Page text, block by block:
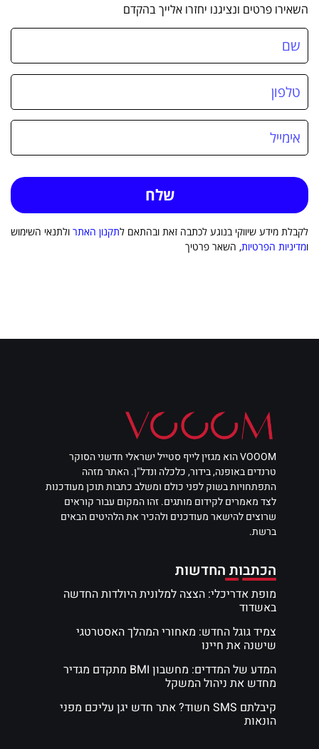
השאירו פרטים ונציגנו יחזרו אלייך בהקדם
לקבלת מידע שיווקי בנוגע לכתבה זאת ובהתאם לתקנון האתר ולתנאי השימוש
ומדיניות הפרטיות, השאר פרטיך
VOOOM הוא מגזין לייף סטייל ישראלי חדשני הסוקר
טרנדים באופנה, בידור, כלכלה ונדל"ן. האתר מזהה
התפתחויות בשוק לפני כולם ומשלב כתבות תוכן מעודכנות
לצד מאמרים לקידום מותגים. זהו המקום עבור קוראים
שרוצים להישאר מעודכנים ולהכיר את הלהיטים הבאים
ברשת.
הכתבות החדשות
מופת אדריכלי: הצצה למלונית היולדות החדשה
באשדוד
צמיד גוגל החדש: מאחורי המהלך האסטרטגי
שישנה את חיינו
המדע של המדדים: מחשבון BMI מתקדם מגדיר
מחדש את ניהול המשקל
קיבלתם SMS חשוד? אתר חדש יגן עליכם מפני
הונאות